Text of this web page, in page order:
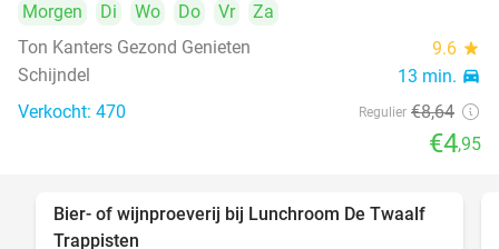
Morgen Di Wo Do Vr
Za
Ton Kanters Gezond Genieten
9.6 star
Schijndel 13 min. directions_car
Verkocht: 470 Regulier €8,64
€4,95
40%
Bier- of wijnproeverij bij Lunchroom De Twaalf
Trappisten